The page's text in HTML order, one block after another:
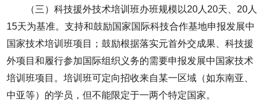
（三）科技援外技术培训班办班规模以20人20天、20人
15天为基准。支持和鼓励国家国际科技合作基地申报发展中
国家技术培训班项目；鼓励根据落实元首外交成果、科技援
外项目和履行参加国际组织义务的需要申报发展中国家技术
培训班项目。培训班可定向招收来自某一区域（如东南亚、
中亚等）的学员，但不能限定于一两个特定国家。